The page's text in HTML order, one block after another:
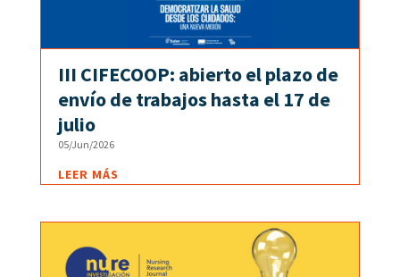
III CIFECOOP: abierto el plazo de
envío de trabajos hasta el 17 de
julio
05/Jun/2026
LEER MÁS